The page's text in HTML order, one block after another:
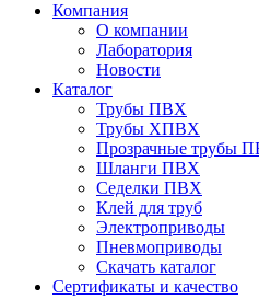
Компания
О компании
Лаборатория
Новости
Каталог
Трубы ПВХ
Трубы ХПВХ
Прозрачные трубы
Шланги ПВХ
Седелки ПВХ
Клей для труб
Электроприводы
Пневмоприводы
Скачать каталог
Сертификаты и качество